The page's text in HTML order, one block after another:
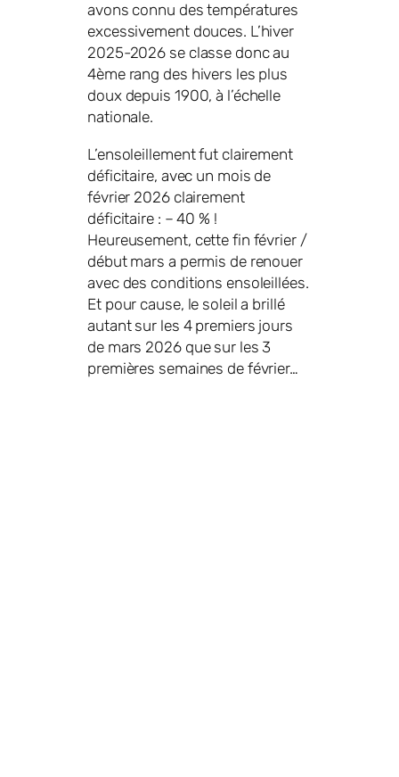
avons connu des températures
excessivement douces. L’hiver
2025-2026 se classe donc au
4ème rang des hivers les plus
doux depuis 1900, à l’échelle
nationale.
L’ensoleillement fut clairement
déficitaire, avec un mois de
février 2026 clairement
déficitaire : – 40 % !
Heureusement, cette fin février /
début mars a permis de renouer
avec des conditions ensoleillées.
Et pour cause, le soleil a brillé
autant sur les 4 premiers jours
de mars 2026 que sur les 3
premières semaines de février…